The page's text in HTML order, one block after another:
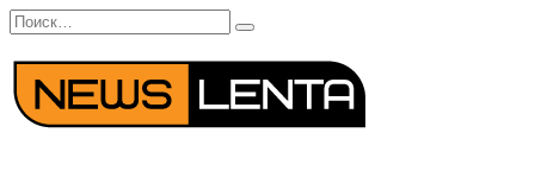
Перейти
к
содержанию
Search
for: